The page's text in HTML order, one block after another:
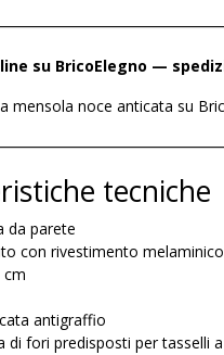
su BricoElegno —
mensola noce anticata su
tecniche
da parete
con rivestimento melaminico
cm
antigraffio
fori predisposti per tasselli